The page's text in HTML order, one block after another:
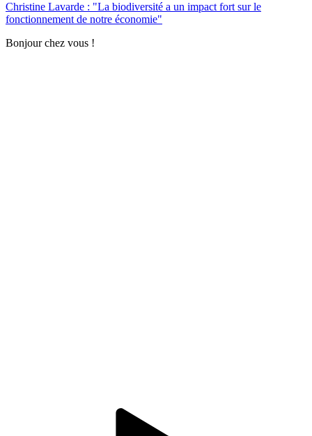
Christine Lavarde : "La biodiversité a un impact fort sur le
fonctionnement de notre économie"
Bonjour chez vous !